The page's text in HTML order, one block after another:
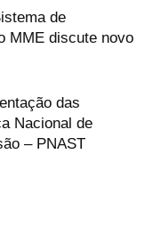
de
MME discute novo
das
Nacional de
– PNAST